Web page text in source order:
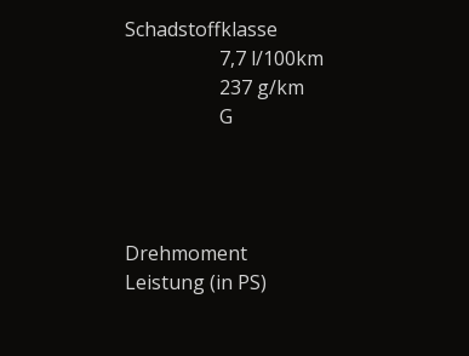
Schadstoffklasse
7,7 l/100km
237 g/km
G
Drehmoment
Leistung (in PS)